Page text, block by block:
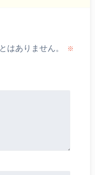
はありません。 ※